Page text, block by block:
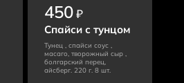
450₽
Спайси с тунцом
Тунец , спайси соус ,
масаго, творожный сыр ,
болгарский перец,
айсберг. 220 г. 8 шт.